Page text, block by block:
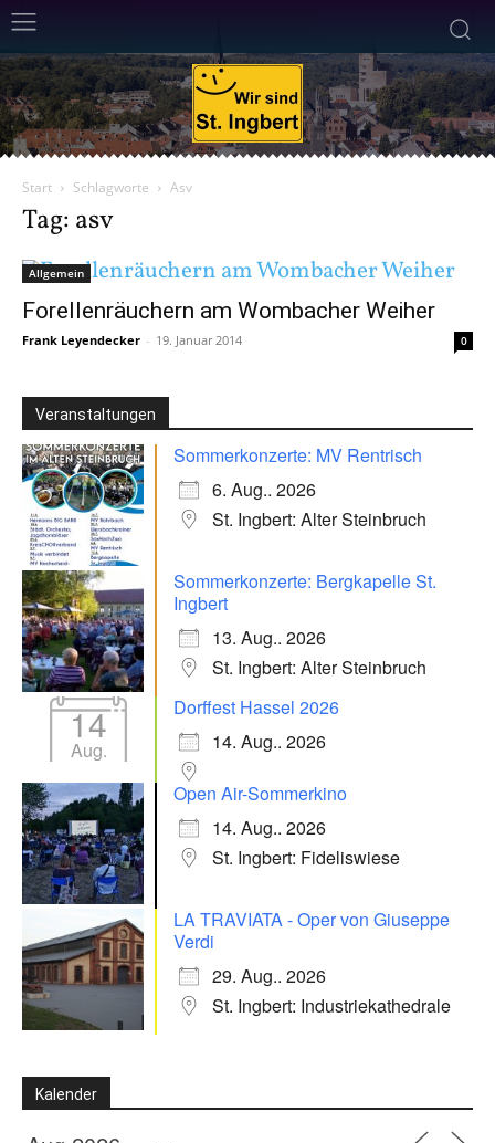
Start Schlagworte Asv
Tag: asv
Allgemein
Forellenräuchern am Wombacher Weiher
Frank Leyendecker - 19. Januar 2014 0
Veranstaltungen
Sommerkonzerte: MV Rentrisch
6. Aug.. 2026
St. Ingbert: Alter Steinbruch
Sommerkonzerte: Bergkapelle St.
Ingbert
13. Aug.. 2026
St. Ingbert: Alter Steinbruch
14
Aug.
Dorffest Hassel 2026
14. Aug.. 2026
Open Air-Sommerkino
14. Aug.. 2026
St. Ingbert: Fideliswiese
LA TRAVIATA - Oper von Giuseppe
Verdi
29. Aug.. 2026
St. Ingbert: Industriekathedrale
Kalender